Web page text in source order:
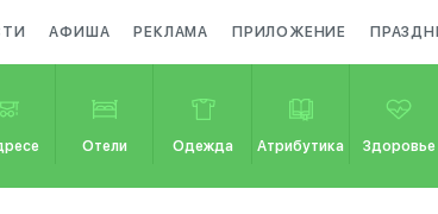
АФИША РЕКЛАМА ПРИЛОЖЕНИЕ
Отели Одежда Атрибутика Здоровье